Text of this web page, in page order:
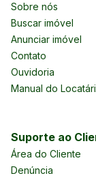
Sobre nós
Buscar imóvel
Anunciar imóvel
Contato
Ouvidoria
Manual do
Suporte ao
Área do Cliente
Denúncia